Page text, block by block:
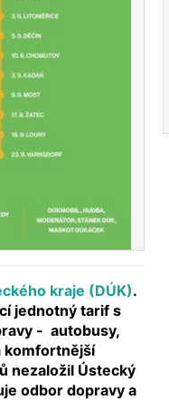
kraje (DÚK).
jednotný tarif s
- autobusy,
komfortnější
nezaložil Ústecký
odbor dopravy a